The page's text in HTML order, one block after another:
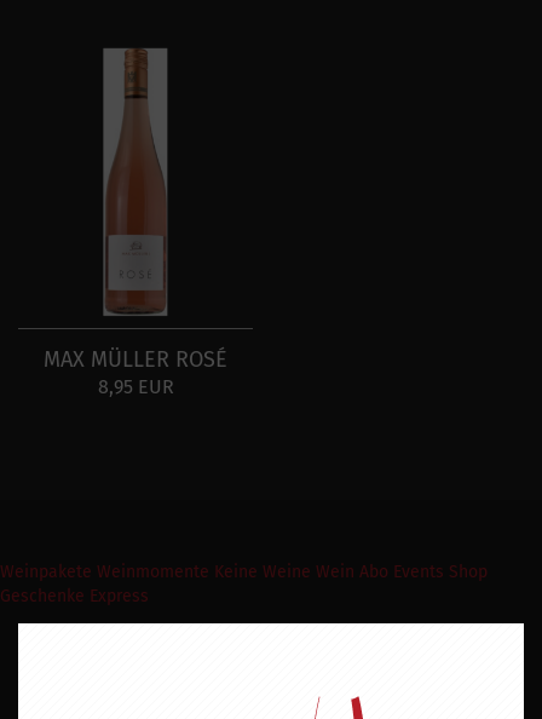
MAX MÜLLER ROSÉ
8,95 EUR
Weinpakete Weinmomente Keine Weine Wein Abo Events Shop
Geschenke Express